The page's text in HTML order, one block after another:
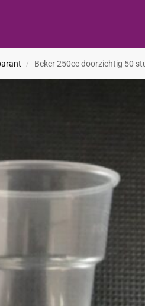
/ Beker 250cc doorzichtig 50